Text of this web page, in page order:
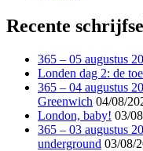
Recente
365 – 05 augustus
Londen dag 2: de
365 – 04 augustus
Greenwich 04/08/
London, baby! 03/
365 – 03 augustus
underground 03/08/